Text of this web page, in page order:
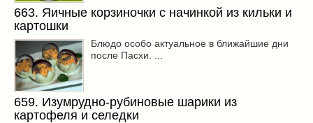
663. Яичные корзиночки с начинкой из кильки и
картошки
Блюдо особо актуальное в ближайшие дни
после Пасхи. ...
659. Изумрудно-рубиновые шарики из
картофеля и селедки